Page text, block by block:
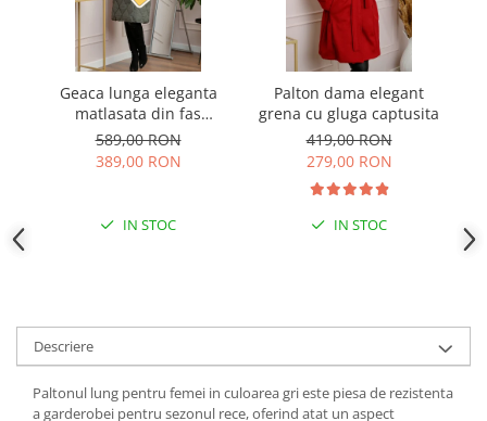
Geaca lunga eleganta
matlasata din fas
Kimberly cu gluga
imblanita - Kaki
589,00 RON
389,00 RON
IN STOC
Palton dama elegant
grena cu gluga captusita
419,00 RON
279,00 RON
IN STOC
Descriere
Paltonul lung pentru femei in culoarea gri este piesa de rezistenta
a garderobei pentru sezonul rece, oferind atat un aspect